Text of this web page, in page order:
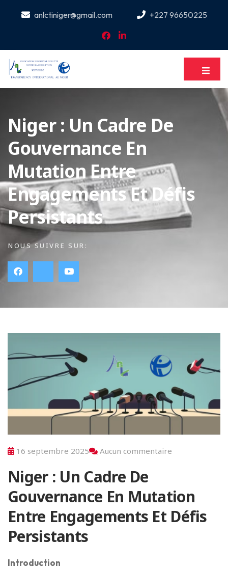
anlctiniger@gmail.com +227 96650225
Niger : Un Cadre De
Gouvernance En
Mutation Entre
Engagements Et Défis
Persistants
NOUS SUIVRE SUR:
16 septembre 2025 Aucun commentaire
Niger : Un Cadre De
Gouvernance En Mutation
Entre Engagements Et Défis
Persistants
Introduction